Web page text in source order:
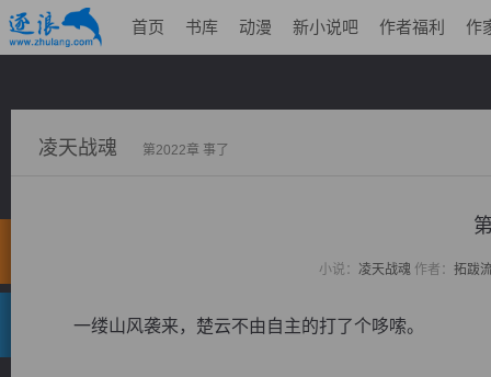
首页 书库 动漫 新小说吧 作者福利 作
凌天战魂 第2022章 事了
小说： 凌天战魂作者： 拓跋
一缕山风袭来，楚云不由自主的打了个哆嗦。